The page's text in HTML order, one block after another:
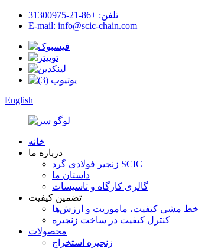
تلفن: +86-21-31300975
E-mail: info@scic-chain.com
English
خانه
درباره ما
زنجیر فولادی گرد SCIC
داستان ما
گالری کارگاه و تاسیسات
تضمین کیفیت
خط مشی کیفیت، ماموریت و ارزش‌ها
کنترل کیفیت در ساخت زنجیره
محصولات
زنجیره استخراج